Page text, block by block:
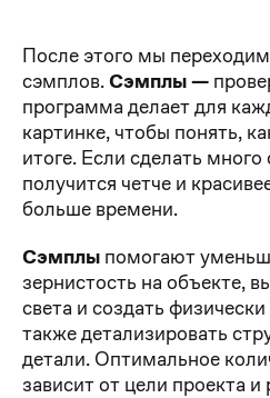
После этого мы
сэмплов.Сэмплы —
программа делает для
картинке, чтобы понять,
итоге. Если сделать
получится четче и
больше времени.
Сэмплы помогают
зернистость на объекте,
света и создать
также детализировать
детали. Оптимальное
зависит от цели проекта